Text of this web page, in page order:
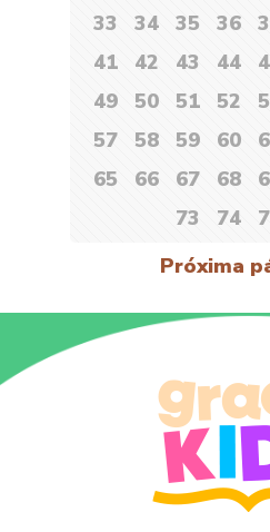
33
34 35 36
41
42 43 44
49
50 51 52
57
58 59 60
65
66 67 68
73
74
Próxima